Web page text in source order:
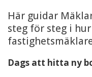
Här guidar
steg för steg i
Dags att hitta ny